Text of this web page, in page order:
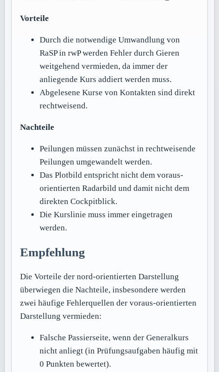
Vorteile
Durch die notwendige Umwandlung von
RaSP in rwP werden Fehler durch Gieren
weitgehend vermieden, da immer der
anliegende Kurs addiert werden muss.
Abgelesene Kurse von Kontakten sind direkt
rechtweisend.
Nachteile
Peilungen müssen zunächst in rechtweisende
Peilungen umgewandelt werden.
Das Plotbild entspricht nicht dem voraus-
orientierten Radarbild und damit nicht dem
direkten Cockpitblick.
Die Kurslinie muss immer eingetragen
werden.
Empfehlung
Die Vorteile der nord-orientierten Darstellung
überwiegen die Nachteile, insbesondere werden
zwei häufige Fehlerquellen der voraus-orientierten
Darstellung vermieden:
Falsche Passierseite, wenn der Generalkurs
nicht anliegt (in Prüfungsaufgaben häufig mit
0 Punkten bewertet).